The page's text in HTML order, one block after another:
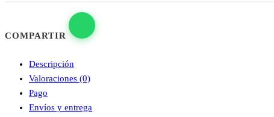
COMPARTIR
Descripción
Valoraciones (0)
Pago
Envíos y entrega